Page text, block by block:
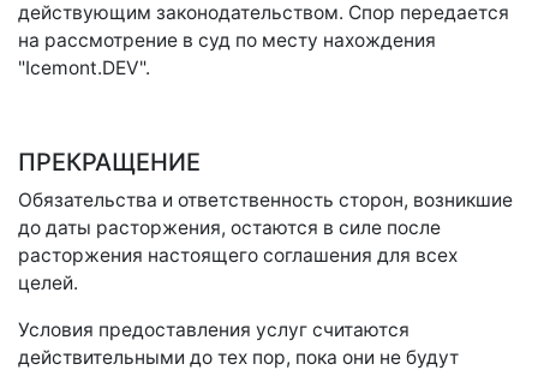
действующим законодательством. Спор передается
на рассмотрение в суд по месту нахождения
"Icemont.DEV".
ПРЕКРАЩЕНИЕ
Обязательства и ответственность сторон, возникшие
до даты расторжения, остаются в силе после
расторжения настоящего соглашения для всех
целей.
Условия предоставления услуг считаются
действительными до тех пор, пока они не будут